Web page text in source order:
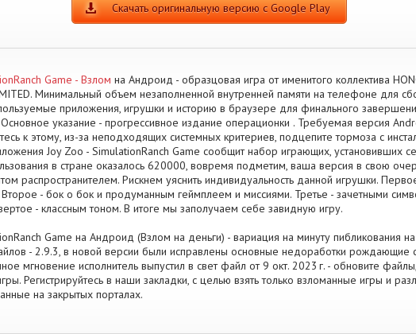
Скачать оригинальную версию с Google Play
Game - Взлом на Андроид - образцовая игра от именитого коллектива
Минимальный объем незаполненной внутренней памяти на телефоне для
приложения, игрушки и историю в браузере для финального
указание - прогрессивное издание операционки . Требуемая версия
к этому, из-за неподходящих системных критериев, подцепите тормоза с
Joy Zoo - SimulationRanch Game сообщит набор играющих, установивших
в стране оказалось 620000, вовремя подметим, ваша версия в свою
распространителем. Рискнем уяснить индивидуальность данной игрушки.
- бок о бок и продуманным геймплеем и миссиями. Третье - зачетными
- классным тоном. В итоге мы заполучаем себе завидную игру.
Game на Андроид (Взлом на деньги) - вариация на минуту пибликования
- 2.9.3, в новой версии были исправлены основные недоработки рождающие
мгновение исполнитель выпустил в свет файл от 9 окт. 2023 г. - обновите
Регистрируйтесь в наши закладки, с целью взять только взломанные игры и
на закрытых порталах.